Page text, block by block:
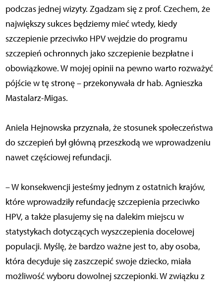
podczas jednej wizyty. Zgadzam się z prof. Czechem, że
największy sukces będziemy mieć wtedy, kiedy
szczepienie przeciwko HPV wejdzie do programu
szczepień ochronnych jako szczepienie bezpłatne i
obowiązkowe. W mojej opinii na pewno warto rozważyć
pójście w tę stronę – przekonywała dr hab. Agnieszka
Mastalarz-Migas.
Aniela Hejnowska przyznała, że stosunek społeczeństwa
do szczepień był główną przeszkodą we wprowadzeniu
nawet częściowej refundacji.
– W konsekwencji jesteśmy jednym z ostatnich krajów,
które wprowadziły refundację szczepienia przeciwko
HPV, a także plasujemy się na dalekim miejscu w
statystykach dotyczących wyszczepienia docelowej
populacji. Myślę, że bardzo ważne jest to, aby osoba,
która decyduje się zaszczepić swoje dziecko, miała
możliwość wyboru dowolnej szczepionki. W związku z